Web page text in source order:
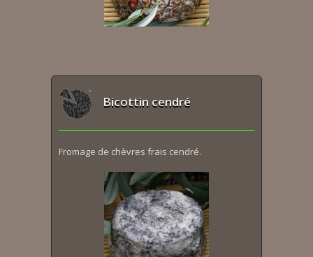
Bicottin cendré
Fromage de chèvres frais cendré.